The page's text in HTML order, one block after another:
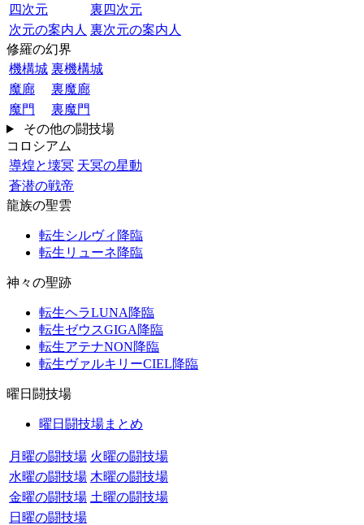
四次元
裏四次元
次元の案内人 裏次元の案内人
修羅の幻界
機構城 裏機構城
魔廊
裏魔廊
魔門
裏魔門
その他の闘技場
コロシアム
導煌と壊冥 天冥の星動
蒼潜の戦帝
龍族の聖雲
転生シルヴィ降臨
転生リューネ降臨
神々の聖跡
転生ヘラLUNA降臨
転生ゼウスGIGA降臨
転生アテナNON降臨
転生ヴァルキリーCIEL降臨
曜日闘技場
曜日闘技場まとめ
月曜の闘技場 火曜の闘技場
水曜の闘技場 木曜の闘技場
金曜の闘技場 土曜の闘技場
日曜の闘技場